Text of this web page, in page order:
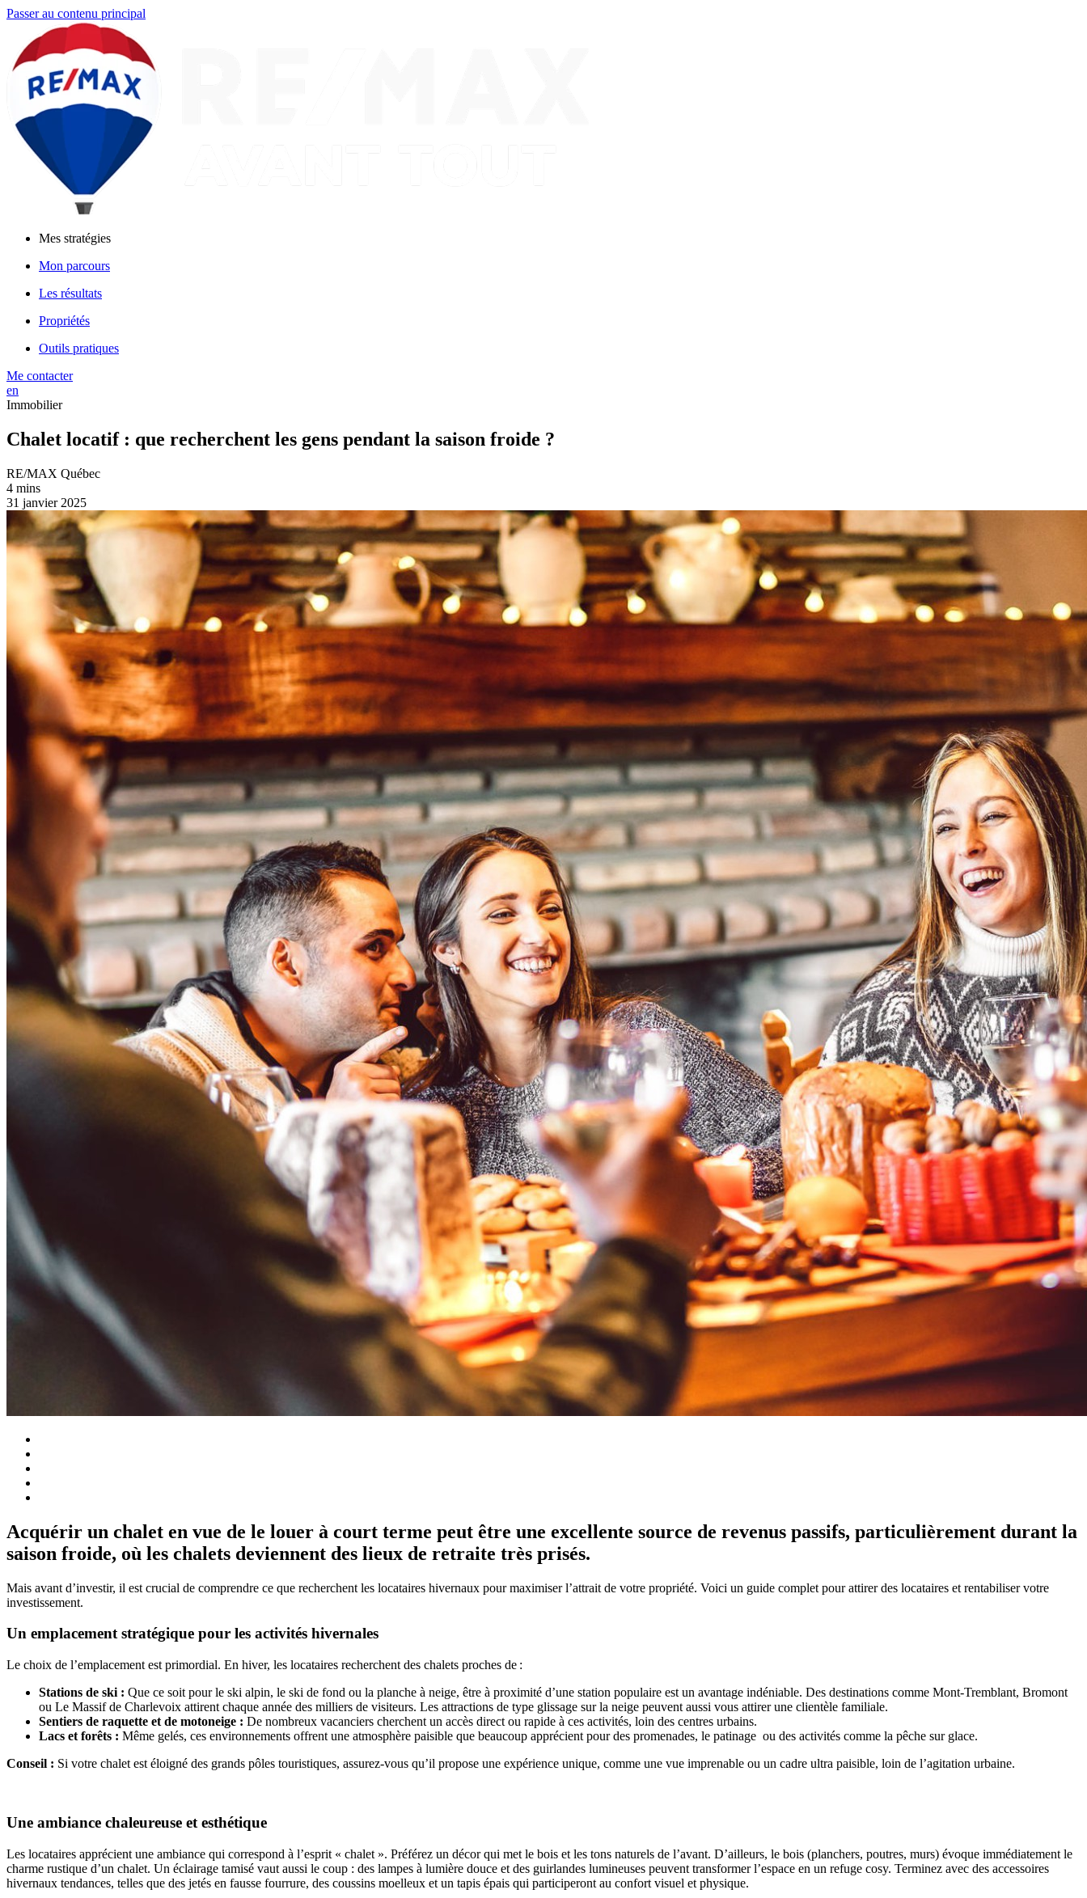
Passer au contenu principal
Mes stratégies
Mon parcours
Les résultats
Propriétés
Outils pratiques
Me contacter
en
Immobilier
Chalet locatif : que recherchent les gens pendant la saison froide ?
RE/MAX Québec
4 mins
31 janvier 2025
Acquérir un chalet en vue de le louer à court terme peut être une excellente source de revenus passifs, particulièrement durant la
saison froide, où les chalets deviennent des lieux de retraite très prisés.
Mais avant d’investir, il est crucial de comprendre ce que recherchent les locataires hivernaux pour maximiser l’attrait de votre propriété. Voici un guide complet pour attirer des locataires et rentabiliser votre
investissement.
Un emplacement stratégique pour les activités hivernales
Le choix de l’emplacement est primordial. En hiver, les locataires recherchent des chalets proches de :
Stations de ski : Que ce soit pour le ski alpin, le ski de fond ou la planche à neige, être à proximité d’une station populaire est un avantage indéniable. Des destinations comme Mont-Tremblant, Bromont
ou Le Massif de Charlevoix attirent chaque année des milliers de visiteurs. Les attractions de type glissage sur la neige peuvent aussi vous attirer une clientèle familiale.
Sentiers de raquette et de motoneige : De nombreux vacanciers cherchent un accès direct ou rapide à ces activités, loin des centres urbains.
Lacs et forêts : Même gelés, ces environnements offrent une atmosphère paisible que beaucoup apprécient pour des promenades, le patinage ou des activités comme la pêche sur glace.
Conseil : Si votre chalet est éloigné des grands pôles touristiques, assurez-vous qu’il propose une expérience unique, comme une vue imprenable ou un cadre ultra paisible, loin de l’agitation urbaine.
Une ambiance chaleureuse et esthétique
Les locataires apprécient une ambiance qui correspond à l’esprit « chalet ». Préférez un décor qui met le bois et les tons naturels de l’avant. D’ailleurs, le bois (planchers, poutres, murs) évoque immédiatement le
charme rustique d’un chalet. Un éclairage tamisé vaut aussi le coup : des lampes à lumière douce et des guirlandes lumineuses peuvent transformer l’espace en un refuge cosy. Terminez avec des accessoires
hivernaux tendances, telles que des jetés en fausse fourrure, des coussins moelleux et un tapis épais qui participeront au confort visuel et physique.